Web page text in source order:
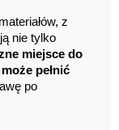
z
nie tylko
miejsce do
pełnić
po